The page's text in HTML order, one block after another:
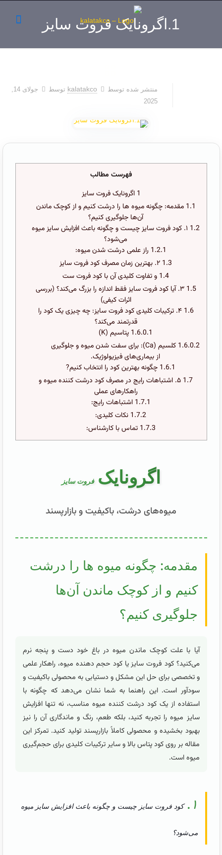
1.اگرونایک فروت سایز
منتشر شده توسط kalatakco توسط
جولای 14,
2025
فهرست مطالب
1 اگرونایک فروت سایز
1.1 مقدمه: چگونه میوه ها را درشت کنیم و از کوچک ماندن
آن‌ها جلوگیری کنیم؟
1.2 ۱. کود فروت سایز چیست و چگونه باعث افزایش سایز میوه
می‌شود؟
1.2.1 راز علمی درشت شدن میوه:
1.3
1.4 و تفاوت کلیدی آن با کود فروت ست
1.5
۳. آیا کود فروت سایز فقط اندازه را بزرگ می‌کند؟ (بررسی
اثرات کیفی)
1.6
۴. ترکیبات کلیدی کود فروت سایز: چه چیزی یک کود را
قدرتمند می‌کند؟
1.6.0.1 پتاسیم (K)
1.6.0.2
کلسیم (Ca): برای سفت شدن میوه و جلوگیری
از بیماری‌های فیزیولوژیک.
1.6.1 چگونه بهترین کود را انتخاب کنیم?
1.7 ۵. اشتباهات رایج در مصرف کود درشت کننده میوه و
راهکارهای عملی
1.7.1 اشتباهات رایج:
1.7.2 نکات کلیدی:
1.7.3 تماس با کارشناس:
اگرونایکفروت سایز
میوه‌های درشت، باکیفیت و بازارپسند
مقدمه: چگونه میوه ها را درشت
کنیم و از کوچک ماندن آن‌ها
جلوگیری کنیم؟
آیا با علت کوچک ماندن میوه در باغ خود دست و پنجه نرم
می‌کنید؟ کود فروت سایز یا کود حجم دهنده میوه، راهکار علمی
و تخصصی برای حل این مشکل و دستیابی به محصولی باکیفیت و
سودآور است. این راهنما به شما نشان می‌دهد که چگونه با
استفاده از یک کود درشت کننده میوه مناسب، نه تنها افزایش
سایز میوه را تجربه کنید، بلکه طعم، رنگ و ماندگاری آن را نیز
بهبود بخشیده و محصولی کاملاً بازارپسند تولید کنید. تمرکز این
مقاله بر روی کود پتاس بالا و سایر ترکیبات کلیدی برای حجم‌گیری
میوه است.
۱. کود فروت سایز چیست و چگونه باعث افزایش سایز میوه
می‌شود؟